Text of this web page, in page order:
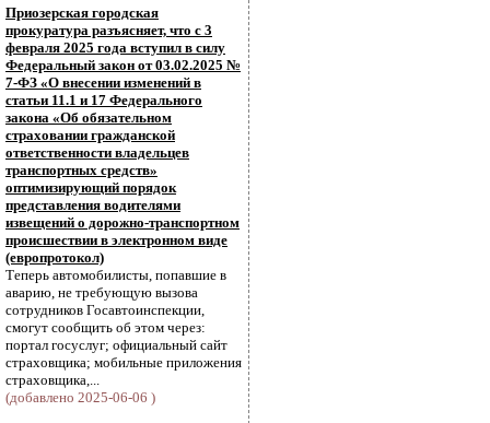
Приозерская городская
прокуратура разъясняет, что с 3
февраля 2025 года вступил в силу
Федеральный закон от 03.02.2025 №
7-ФЗ «О внесении изменений в
статьи 11.1 и 17 Федерального
закона «Об обязательном
страховании гражданской
ответственности владельцев
транспортных средств»
оптимизирующий порядок
представления водителями
извещений о дорожно-транспортном
происшествии в электронном виде
(европротокол)
Теперь автомобилисты, попавшие в
аварию, не требующую вызова
сотрудников Госавтоинспекции,
смогут сообщить об этом через:
портал госуслуг; официальный сайт
страховщика; мобильные приложения
страховщика,...
(добавлено 2025-06-06 )